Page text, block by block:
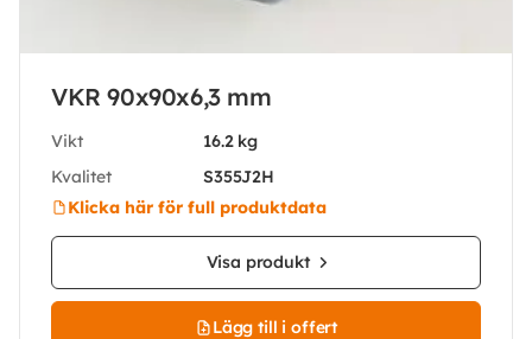
VKR 90x90x6,3 mm
Vikt
16.2 kg
Kvalitet
S355J2H
Klicka här för full produktdata
Visa produkt
Lägg till i offert